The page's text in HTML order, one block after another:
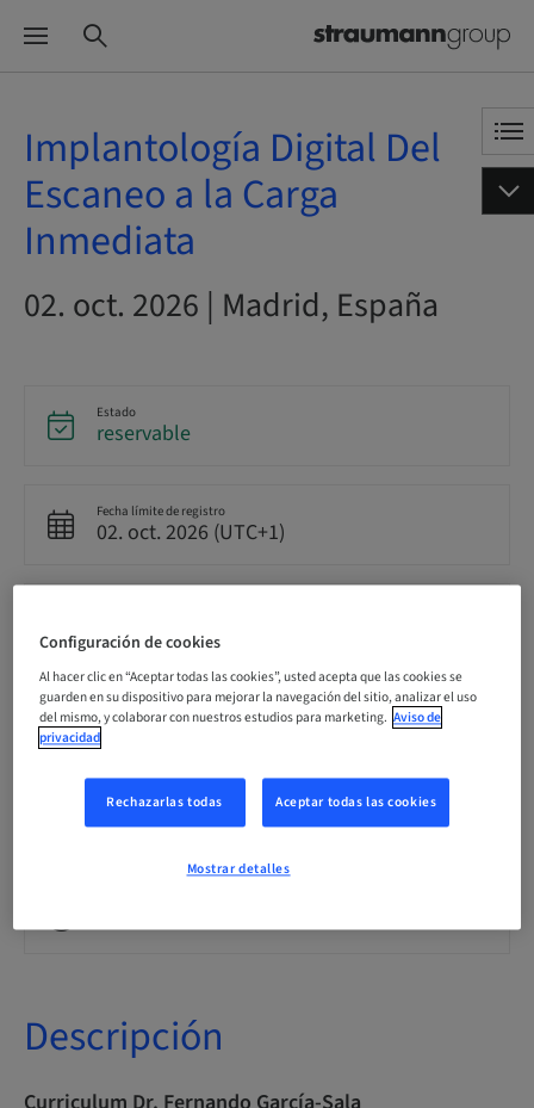
Implantología Digital Del
Escaneo a la Carga
Inmediata
02. oct. 2026 | Madrid, España
Estado
reservable
Fecha límite de registro
02. oct. 2026 (UTC+1)
Español
Puntos
0.00 Puntos
Método de entrega
Clase teórica
Descripción
Configuración de cookies
Al hacer clic en “Aceptar todas las cookies”, usted acepta que las cookies se
guarden en su dispositivo para mejorar la navegación del sitio, analizar el uso
del mismo, y colaborar con nuestros estudios para marketing. Aviso de
privacidad
Rechazarlas todas Aceptar todas las cookies
Mostrar detalles